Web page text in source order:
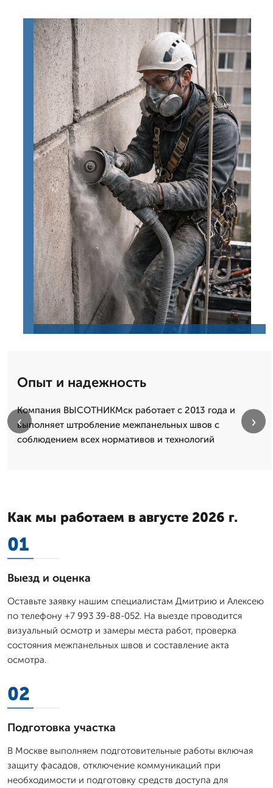
Опыт и надежность
Компания ВЫСОТНИКМск работает с 2013 года и
выполняет штробление межпанельных швов с
соблюдением всех нормативов и технологий
‹ ›
Как мы работаем в августе 2026 г.
01
Выезд и оценка
Оставьте заявку нашим специалистам Дмитрию и Алексею
по телефону +7 993 39-88-052. На выезде проводится
визуальный осмотр и замеры места работ, проверка
состояния межпанельных швов и составление акта
осмотра.
02
Подготовка участка
В Москве выполняем подготовительные работы включая
защиту фасадов, отключение коммуникаций при
необходимости и подготовку средств доступа для